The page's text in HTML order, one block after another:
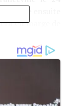
ensuite
en marge de
de Makoku et
5 septembre.